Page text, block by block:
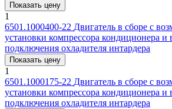
Показать цену
1
6501.1000400-22 Двигатель в сборе с
установки компрессора кондиционера
подключения охладителя интардера
Показать цену
1
6501.1000175-22 Двигатель в сборе с
установки компрессора кондиционера
подключения охладителя интардера